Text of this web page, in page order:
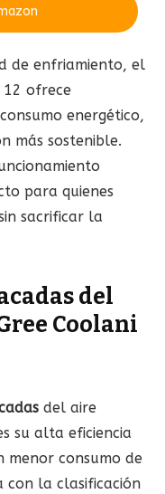
de enfriamiento, el
12 ofrece
energético,
más sostenible.
para quienes
sacrificar la
del
Coolani
del aire
su alta eficiencia
menor consumo de
con la clasificación